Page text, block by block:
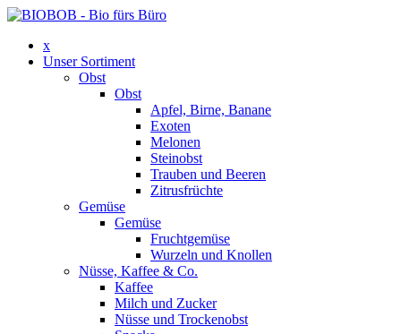
x
Unser Sortiment
Obst
Obst
Apfel, Birne, Banane
Exoten
Melonen
Steinobst
Trauben und Beeren
Zitrusfrüchte
Gemüse
Gemüse
Fruchtgemüse
Wurzeln und Knollen
Nüsse, Kaffee & Co.
Kaffee
Milch und Zucker
Nüsse und Trockenobst